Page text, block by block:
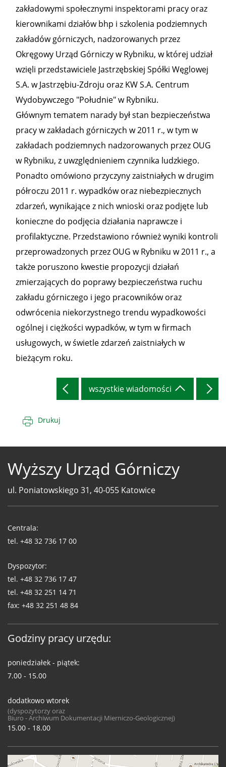
zakładowymi społecznymi inspektorami pracy oraz
kierownikami działów bhp i szkolenia podziemnych
zakładów górniczych, nadzorowanych przez
Okręgowy Urząd Górniczy w Rybniku, w której udział
wzięli przedstawiciele Jastrzębskiej Spółki Węglowej
S.A. w Jastrzębiu-Zdroju oraz KW S.A. Centrum
Wydobywczego "Południe" w Rybniku.
Głównym tematem narady był stan bezpieczeństwa
pracy w zakładach górniczych w 2011 r., w tym w
zakładach podziemnych nadzorowanych przez OUG
w Rybniku, z uwzględnieniem czynnika ludzkiego.
Ponadto omówiono przyczyny zaistniałych w drugim
półroczu 2011 r. wypadków oraz niebezpiecznych
zdarzeń, wynikające z nich wnioski oraz podjęte lub
konieczne do podjęcia działania naprawcze i
profilaktyczne. Przedstawiono również wyniki kontroli
przeprowadzonych przez OUG w Rybniku w 2011 r., a
także poruszono kwestie propozycji działań
zmierzających do poprawy bezpieczeństwa ruchu
zakładu górniczego i jego pracowników oraz
odwrócenia niekorzystnego trendu wypadkowości
ogólnej i ciężkości wypadków, w tym w firmach
usługowych, w świetle zdarzeń zaistniałych w
bieżącym roku.
wszystkie wiadomości
Drukuj
Wyższy Urząd Górniczy
ul. Poniatowskiego 31, 40-055 Katowice
WUG
Centrala:
tel. +48 32 736 17 00
Dyspozytor:
tel. +48 32 736 17 47
tel. +48 32 251 14 71
fax: +48 32 251 48 84
Godziny pracy urzędu:
poniedziałek - piątek:
7.00 - 15.00
dodatkowo wtorek
(dyspozytorzy oraz
Biuro - Archiwum Dokumentacji Mierniczo-Geologicznej)
15.00 - 18.00